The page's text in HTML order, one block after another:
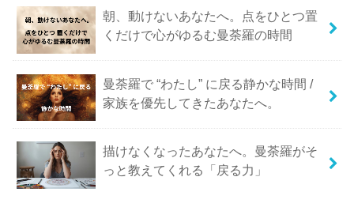
朝、動けないあなたへ。点をひとつ置
くだけで心がゆるむ曼荼羅の時間
曼荼羅で “わたし” に戻る静かな時間 /
家族を優先してきたあなたへ。
描けなくなったあなたへ。曼荼羅がそ
っと教えてくれる「戻る力」